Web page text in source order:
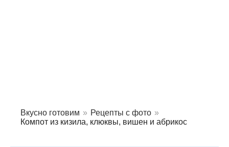
Вкусно готовим » Рецепты с фото »
Компот из кизила, клюквы, вишен и абрикос